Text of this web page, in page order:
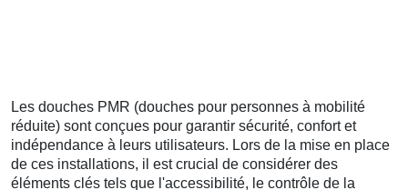
Les douches PMR (douches pour personnes à mobilité
réduite) sont conçues pour garantir sécurité, confort et
indépendance à leurs utilisateurs. Lors de la mise en place
de ces installations, il est crucial de considérer des
éléments clés tels que l'accessibilité, le contrôle de la